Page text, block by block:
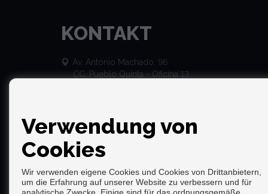
KONTAKT
Av. Antonio Machado, 96
CC. Pueblo Quinta - Oficina 13
Verwendung von
Cookies
Wir verwenden eigene Cookies und Cookies von Drittanbietern,
um die Erfahrung auf unserer Website zu verbessern und für